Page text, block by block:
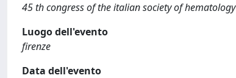
45 th congress of the italian society of hematology
Luogo dell'evento
firenze
Data dell'evento